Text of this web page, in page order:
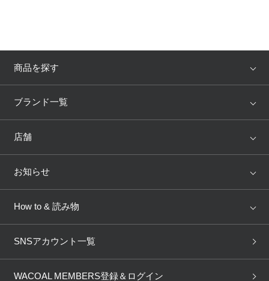
お問い合わせ
商品を探す
アイテム
トピックス
ブランド一覧
WACOAL
AMPHI une nana cool
OUR WACOAL
WACOAL Remamma Mens Innerwear
店舗
店舗を探す
ブラ無料診断
お知らせ
新着情報
商品回収
How to & 読み物
下着の基礎知識
SNSアカウント一覧
WACOAL MEMBERS登録＆ログイン